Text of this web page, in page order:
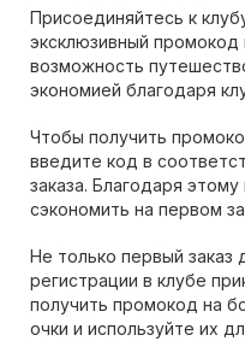
Присоединяйтесь к
эксклюзивный промокод
возможность
экономией благодаря
Чтобы получить
введите код в
заказа. Благодаря
сэкономить на первом
Не только первый заказ
регистрации в клубе
получить промокод на
очки и используйте их